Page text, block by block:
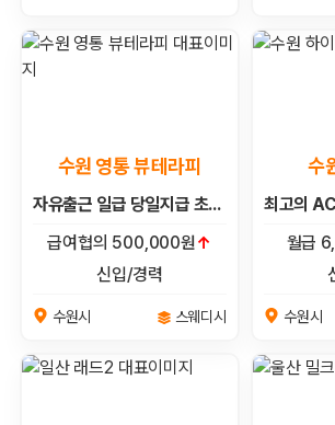
수원 영통 뷰테라피
자유출근 일급 당일지급 초보가능 카운터 알바환영❤️수원용인오산평택인천분당안사인계동❤️주간평일주말야간새벽
급여협의 500,000원 ↑
신입/경력
수원시 스웨디시
수
월급
수원시